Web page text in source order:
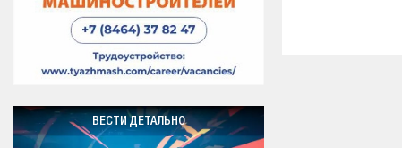
ВЕСТИ ДЕТАЛЬНО